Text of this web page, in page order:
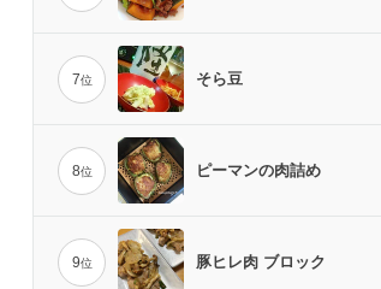
7位 そら豆
8位 ピーマンの肉詰め
9位 豚ヒレ肉 ブロック